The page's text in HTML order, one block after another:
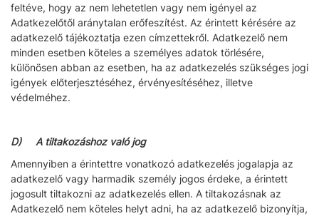
feltéve, hogy az nem lehetetlen vagy nem igényel az
Adatkezelőtől aránytalan erőfeszítést. Az érintett kérésére az
adatkezelő tájékoztatja ezen címzettekről. Adatkezelő nem
minden esetben köteles a személyes adatok törlésére,
különösen abban az esetben, ha az adatkezelés szükséges jogi
igények előterjesztéséhez, érvényesítéséhez, illetve
védelméhez.
D) A tiltakozáshoz való jog
Amennyiben a érintettre vonatkozó adatkezelés jogalapja az
adatkezelő vagy harmadik személy jogos érdeke, a érintett
jogosult tiltakozni az adatkezelés ellen. A tiltakozásnak az
Adatkezelő nem köteles helyt adni, ha az adatkezelő bizonyítja,